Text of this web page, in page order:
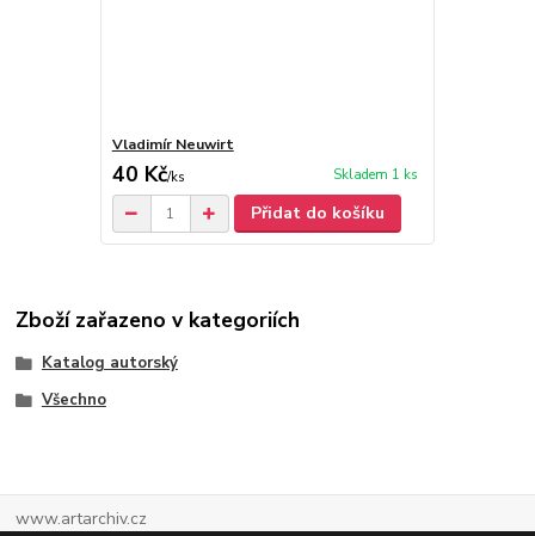
Vladimír Neuwirt
40 Kč/ks Skladem 1 ks
Přidat do košíku
Zboží zařazeno v kategoriích
Katalog autorský
Všechno
www.artarchiv.cz